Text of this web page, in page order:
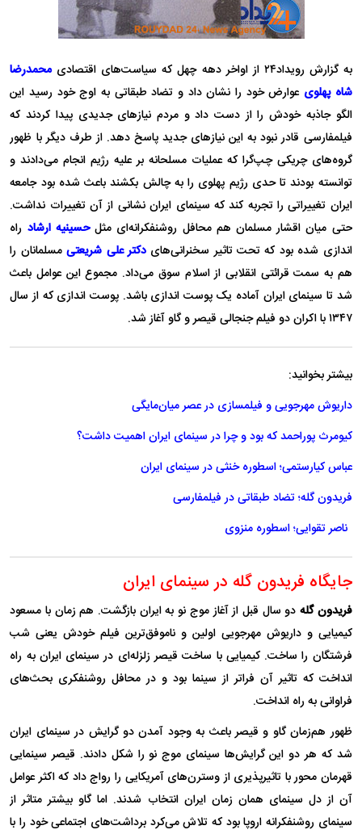
به گزارش رویداد۲۴ از اواخر دهه چهل که سیاست‌های اقتصادی
محمدرضا
شاه پهلوی عوارض خود را نشان داد و تضاد طبقاتی به اوج خود رسید این
الگو جاذبه خودش را از دست داد و مردم نیاز‌های جدیدی پیدا کردند که
فیلمفارسی قادر نبود به این نیاز‌های جدید پاسخ دهد. از طرف دیگر با ظهور
گروه‌های چریکی چپ‌گرا که عملیات مسلحانه بر علیه رژیم انجام می‌دادند و
توانسته بودند تا حدی رژیم پهلوی را به چالش بکشند باعث شده بود جامعه
ایران تغییراتی را تجربه کند که سینمای ایران نشانی از آن تغییرات نداشت.
حتی میان اقشار مسلمان هم محافل روشنفکرانه‌ای مثلحسینیه ارشاد راه
اندازی شده بود که تحت تاثیر سخنرانی‌هایدکتر علی شریعتیمسلمانان را
هم به سمت قرائتی انقلابی از اسلام سوق می‌داد. مجموع این عوامل باعث
شد تا سینمای ایران آماده یک پوست اندازی باشد. پوست اندازی که از سال
۱۳۴۷ با اکران دو فیلم جنجالی قیصر و گاو آغاز شد.
بیشتر بخوانید:
داریوش مهرجویی و فیلمسازی در عصر میان‌مایگی
کیومرث پوراحمد که بود و چرا در سینمای ایران اهمیت داشت؟
عباس کیارستمی؛ اسطوره خنثی در سینمای ایران
فریدون گله؛ تضاد طبقاتی در فیلمفارسی
ناصر تقوایی؛ اسطوره منزوی
جایگاه فریدون گله درسینمایایران
فریدون گله دو سال قبل از آغاز موج نو به ایران بازگشت. هم زمان با مسعود
کیمیایی و داریوش مهرجویی اولین و ناموفق‌ترین فیلم خودش یعنی شب
فرشتگان را ساخت. کیمیایی با ساخت قیصر زلزله‌ای در سینمای ایران به راه
انداخت که تاثیر آن فراتر از سینما بود و در محافل روشنفکری بحث‌های
فراوانی به راه انداخت.
ظهور هم‌زمان گاو و قیصر باعث به وجود آمدن دو گرایش در سینمای ایران
شد که هر دو این گرایش‌ها سینمای موج نو را شکل دادند. قیصر سینمایی
قهرمان محور با تاثیرپذیری از وسترن‌های آمریکایی را رواج داد که اکثر عوامل
آن از دل سینمای همان زمان ایران انتخاب شدند. اما گاو بیشتر متاثر از
سینمای روشنفکرانه اروپا بود که تلاش می‌کرد برداشت‌های اجتماعی خود را با